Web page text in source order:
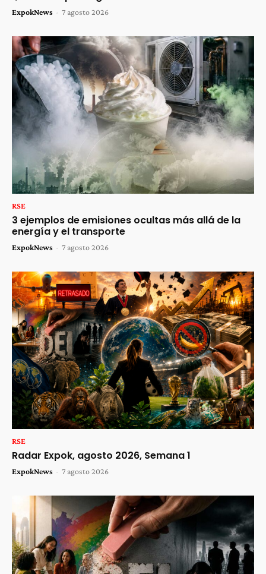
ExpokNews - 7 agosto 2026
RSE
3 ejemplos de emisiones ocultas más allá de la
energía y el transporte
ExpokNews - 7 agosto 2026
RSE
Radar Expok, agosto 2026, Semana 1
ExpokNews - 7 agosto 2026